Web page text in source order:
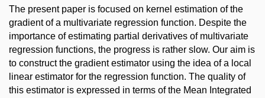
The present paper is focused on kernel estimation of the
gradient of a multivariate regression function. Despite the
importance of estimating partial derivatives of multivariate
regression functions, the progress is rather slow. Our aim is
to construct the gradient estimator using the idea of a local
linear estimator for the regression function. The quality of
this estimator is expressed in terms of the Mean Integrated